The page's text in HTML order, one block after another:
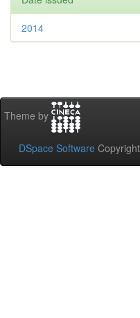
2014
Theme by
DSpace Software